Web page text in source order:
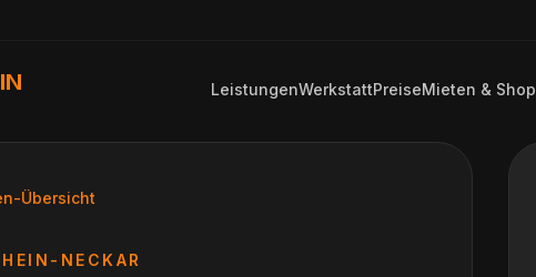
LeistungenWerkstattPreiseMieten & Shop
Übersicht
NECKAR